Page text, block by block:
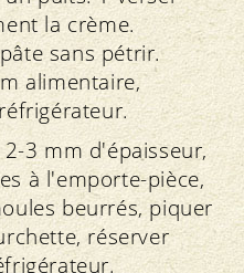
la crème.
sans pétrir.
alimentaire,
3 mm d'épaisseur,
à l'emporte-pièce,
beurrés, piquer
réserver